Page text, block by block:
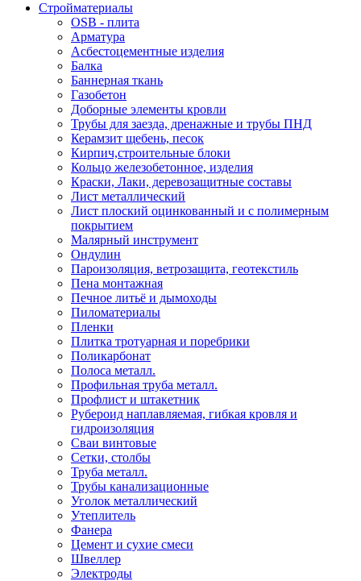
Стройматериалы
OSB - плита
Арматура
Асбестоцементные изделия
Балка
Баннерная ткань
Газобетон
Доборные элементы кровли
Трубы для заезда, дренажные и трубы ПНД
Керамзит щебень, песок
Кирпич,строительные блоки
Кольцо железобетонное, изделия
Краски, Лаки, деревозащитные составы
Лист металлический
Лист плоский оцинкованный и с полимерным
покрытием
Малярный инструмент
Ондулин
Пароизоляция, ветрозащита, геотекстиль
Пена монтажная
Печное литьё и дымоходы
Пиломатериалы
Пленки
Плитка тротуарная и поребрики
Поликарбонат
Полоса металл.
Профильная труба металл.
Профлист и штакетник
Рубероид наплавляемая, гибкая кровля и
гидроизоляция
Сваи винтовые
Сетки, столбы
Труба металл.
Трубы канализационные
Уголок металлический
Утеплитель
Фанера
Цемент и сухие смеси
Швеллер
Электроды